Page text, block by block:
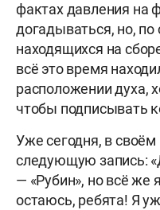
фактах давления на
догадываться, но,
находящихся на
всё это время
расположении духа,
чтобы подписывать
Уже сегодня, в
следующую запись:
— «Рубин», но всё же
остаюсь, ребята! Я